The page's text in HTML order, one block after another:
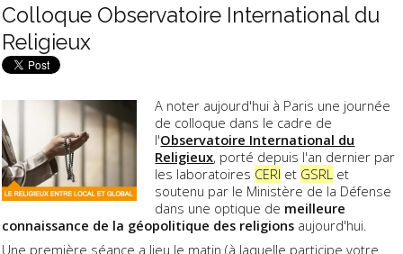
Colloque Observatoire International du
Religieux
A noter aujourd'hui à Paris une journée
de colloque dans le cadre de
l'Observatoire International du
Religieux, porté depuis l'an dernier par
les laboratoires CERI et GSRL et
soutenu par le Ministère de la Défense
dans une optique de meilleure
connaissance de la géopolitique des religions aujourd'hui.
Une première séance a lieu le matin (à laquelle participe votre